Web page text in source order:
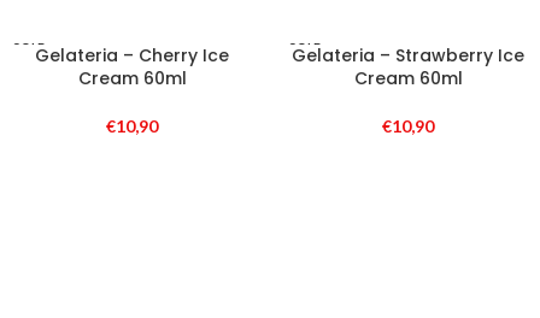
SOLD
OUTGelateria – Cherry Ice
Cream 60ml
€10,90
SOLD
OUT
Gelateria – Strawberry Ice
Cream 60ml
€10,90